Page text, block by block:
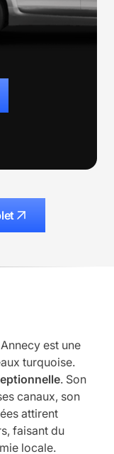
est une
turquoise.
. Son
canaux, son
attirent
faisant du
locale.